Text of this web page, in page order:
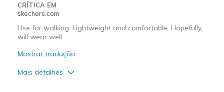
CRÍTICA EM
skechers.com
Use for walking. Lightweight and comfortable. Hopefully,
will wear well.
Mostrar tradução
Mais detalhes